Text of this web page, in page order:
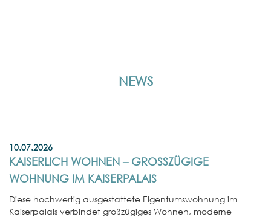
NEWS
10.07.2026
KAISERLICH WOHNEN – GROSSZÜGIGE W
OHNUNG IM KAISERPALAIS
Diese hochwertig ausgestattete Eigentumswohnung im
Kaiserpalais verbindet großzügiges Wohnen, moderne